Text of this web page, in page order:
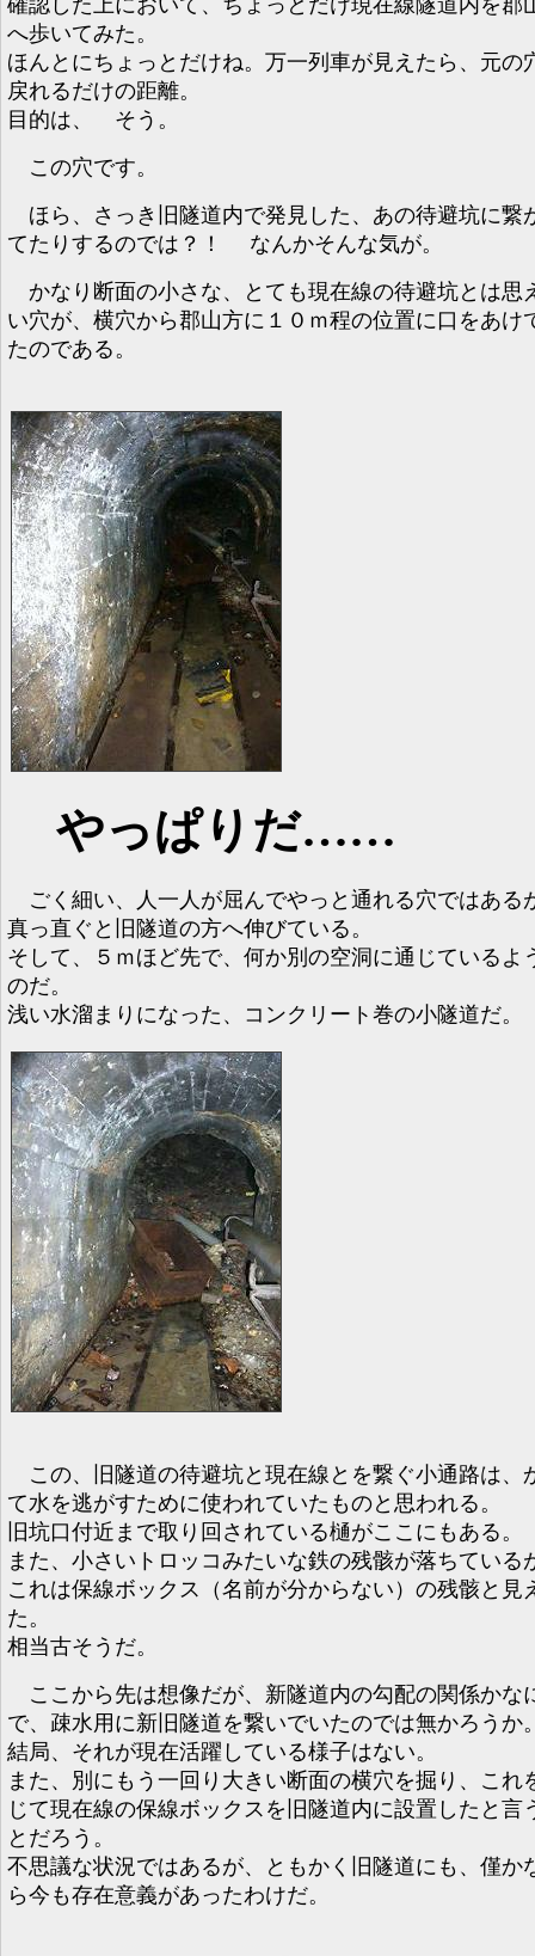
へ歩いてみた。
ほんとにちょっとだけね。万一列車が見えたら、元の
戻れるだけの距離。
目的は、 そう。
この穴です。
ほら、さっき旧隧道内で発見した、あの待避坑に繋
てたりするのでは？！ なんかそんな気が。
かなり断面の小さな、とても現在線の待避坑とは思
い穴が、横穴から郡山方に１０ｍ程の位置に口をあけ
たのである。
やっぱりだ……
ごく細い、人一人が屈んでやっと通れる穴ではある
真っ直ぐと旧隧道の方へ伸びている。
そして、５ｍほど先で、何か別の空洞に通じているよ
のだ。
浅い水溜まりになった、コンクリート巻の小隧道だ。
この、旧隧道の待避坑と現在線とを繋ぐ小通路は、
て水を逃がすために使われていたものと思われる。
旧坑口付近まで取り回されている樋がここにもある。
また、小さいトロッコみたいな鉄の残骸が落ちている
これは保線ボックス（名前が分からない）の残骸と見
た。
相当古そうだ。
ここから先は想像だが、新隧道内の勾配の関係かな
で、疎水用に新旧隧道を繋いでいたのでは無かろうか
結局、それが現在活躍している様子はない。
また、別にもう一回り大きい断面の横穴を掘り、これ
じて現在線の保線ボックスを旧隧道内に設置したと言
とだろう。
不思議な状況ではあるが、ともかく旧隧道にも、僅か
ら今も存在意義があったわけだ。